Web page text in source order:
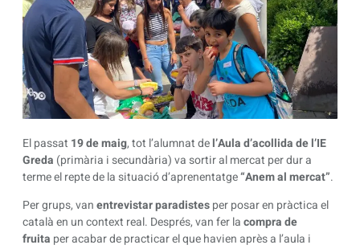
El passat 19 de maig, tot l’alumnat del’Aula d’acollida de l’IE
Greda (primària i secundària) va sortir al mercat per dur a
terme el repte de la situació d’aprenentatge“Anem al mercat”.
Per grups, vanentrevistar paradistesper posar en pràctica el
català en un context real. Després, van fer lacompra de
fruita per acabar de practicar el que havien après a l’aula i